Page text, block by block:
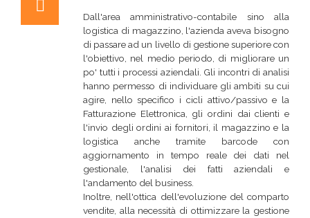
Dall'area amministrativo-contabile sino alla
logistica di magazzino, l'azienda aveva bisogno
di passare ad un livello di gestione superiore con
l'obiettivo, nel medio periodo, di migliorare un
po' tutti i processi aziendali. Gli incontri di analisi
hanno permesso di individuare gli ambiti su cui
agire, nello specifico i cicli attivo/passivo e la
Fatturazione Elettronica, gli ordini dai clienti e
l'invio degli ordini ai fornitori, il magazzino e la
logistica anche tramite barcode con
aggiornamento in tempo reale dei dati nel
gestionale, l'analisi dei fatti aziendali e
l'andamento del business.
Inoltre, nell'ottica dell'evoluzione del comparto
vendite, alla necessità di ottimizzare la gestione